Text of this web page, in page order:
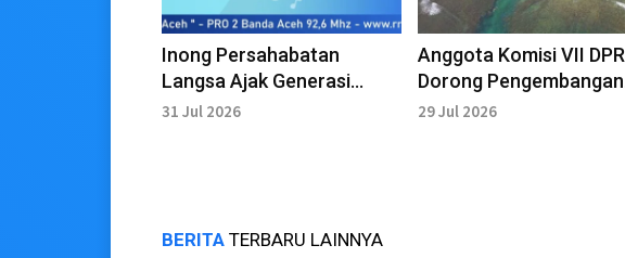
Inong Persahabatan
Langsa Ajak Generasi
Muda Jadi Duta Promosi
31 Jul 2026
Anggota Komisi VII DPR
Dorong Pengembangan
Wisata Aceh Barat Daya
29 Jul 2026
BERITA TERBARU LAINNYA